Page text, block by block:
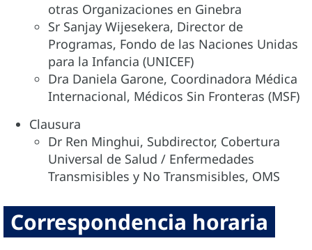
otras Organizaciones en Ginebra
Sr Sanjay Wijesekera, Director de
Programas, Fondo de las Naciones Unidas
para la Infancia (UNICEF)
Dra Daniela Garone, Coordinadora Médica
Internacional, Médicos Sin Fronteras (MSF)
Clausura
Dr Ren Minghui, Subdirector, Cobertura
Universal de Salud / Enfermedades
Transmisibles y No Transmisibles, OMS
Correspondencia horaria